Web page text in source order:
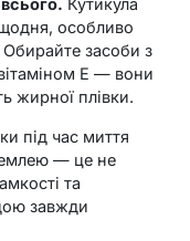
Кутикула
особливо
Обирайте засоби з
E — вони
жирної плівки.
під час миття
— це не
та
завжди